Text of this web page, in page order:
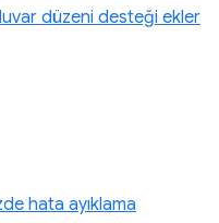
düzeni desteği ekler
hata ayıklama